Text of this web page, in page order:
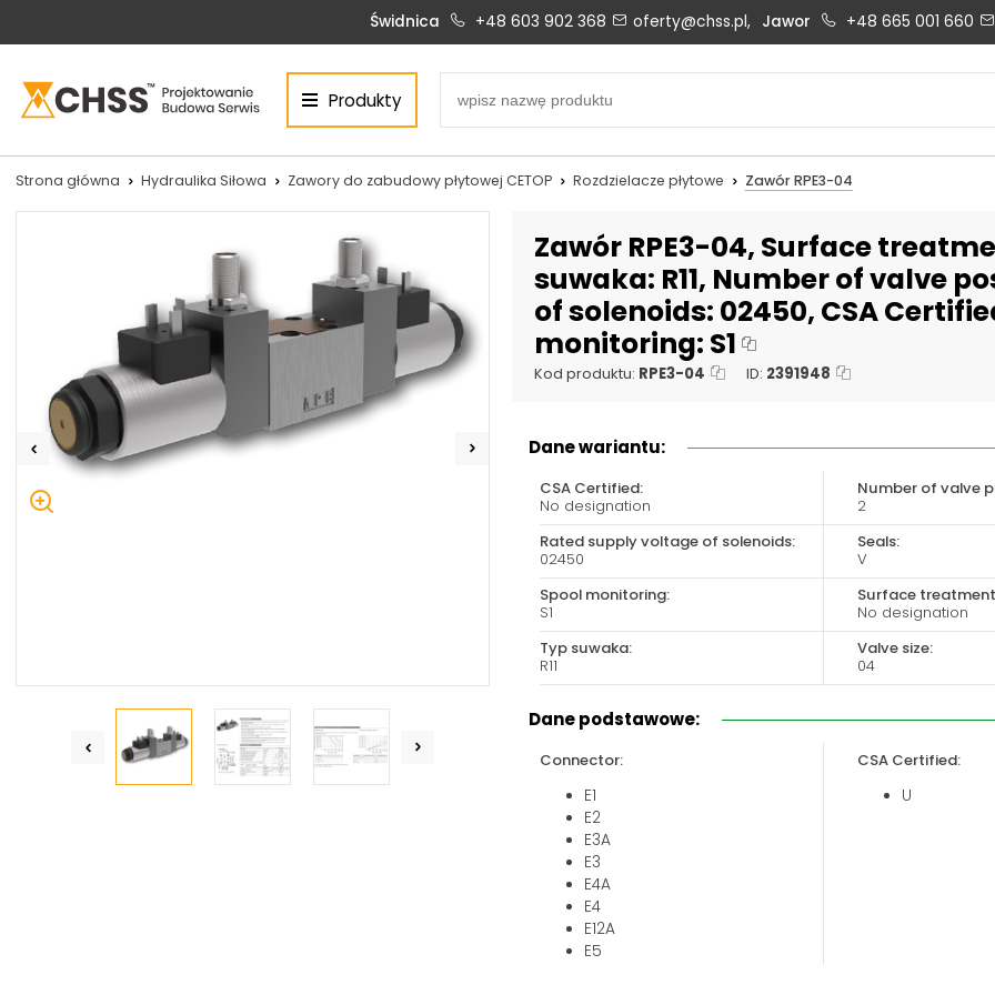
Centrum Hydrauliki Siłowej Świdnica
CHSS.PL DAWID WOŹNY
Biuro obsługi klienta:
+48 603 902 368
+48 603 902 368
Siłowniki:
+48 690 884 272
silowniki@chss.pl
+48 536 202 250
+48 609 877 288
serwis@chss.pl
Uszczelnienia techniczne:
+48 669 834 274
uszczelnienia@chss.pl
Magazyn 24H:
Biuro obsługi klienta:
+48 535 424 483
+48 665 001 660
jawor@chss.pl
PN-PT: 7:00 - 16:00
Magazyn 24H:
+48 665 001 770
Świdnica +48 603 902 368 oferty@chss.pl, Jawor +48 665 001 660
Produkty
Strona główna Hydraulika Siłowa Zawory do zabudowy płytowej CETOP Rozdzielacze płytowe Zawór RPE3-04
Zawór RPE3-04, Surface
suwaka: R11, Number of valve
of solenoids: 02450, CSA
monitoring: S1
Kod produktu: RPE3-04 ID: 2391948
Dane wariantu:
CSA Certified:
No designation
Number of valve
2
Rated supply voltage of solenoids:
02450
Seals:
V
Spool monitoring:
S1
Surface
No designation
Typ suwaka:
R11
Valve size:
04
Dane podstawowe:
Connector:
E1
E2
E3A
E3
E4A
E4
E12A
E5
CSA Certified:
U